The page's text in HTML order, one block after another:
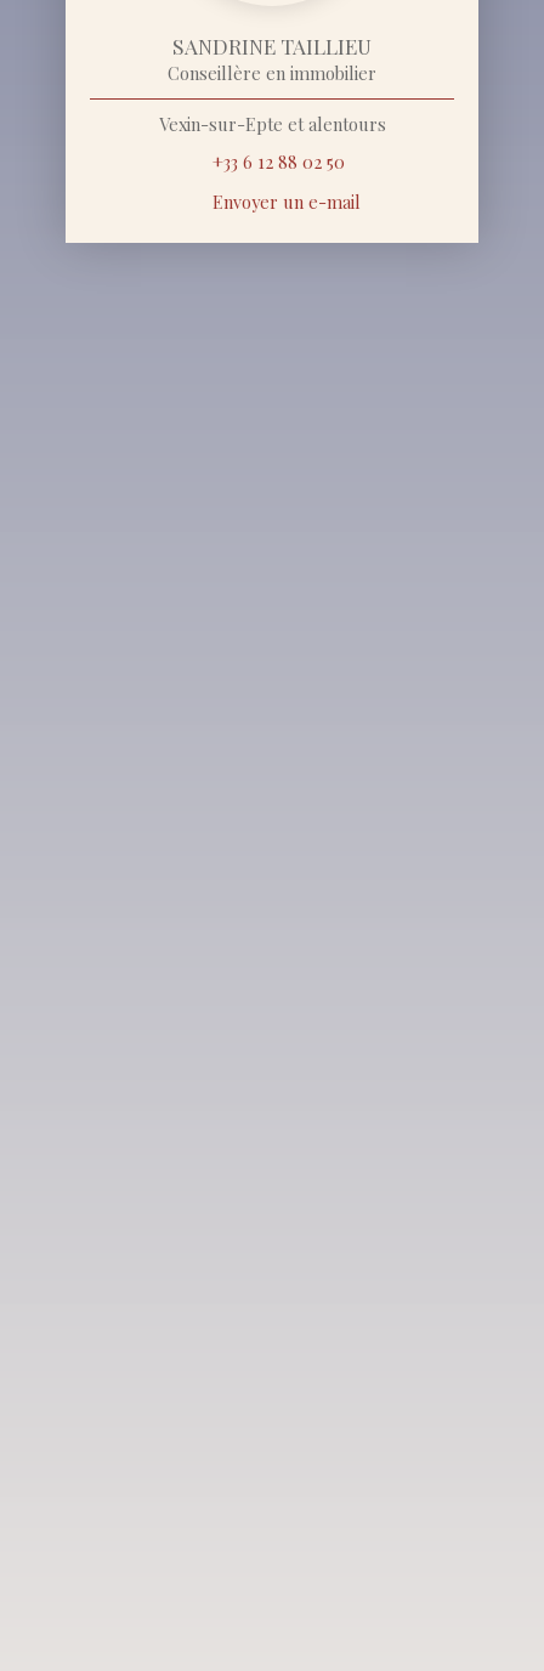
SANDRINE TAILLIEU
Conseillère en immobilier
Vexin-sur-Epte et alentours
+33 6 12 88 02 50
Envoyer un e-mail